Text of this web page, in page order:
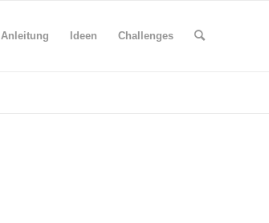
Anleitung Ideen Challenges